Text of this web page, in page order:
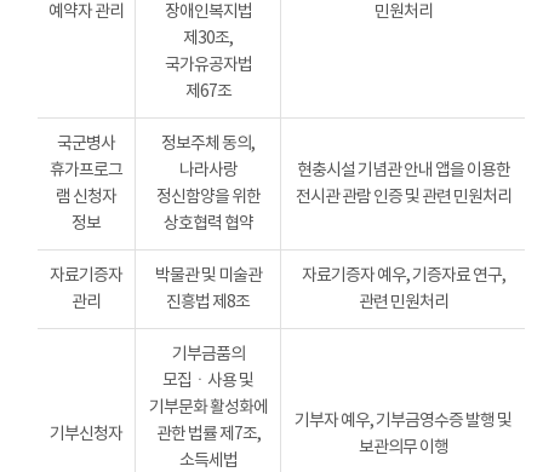
예약자 관리
장애인복지법
제30조,
국가유공자법
제67조
민원처리
국군병사
휴가프로그
램 신청자
정보
정보주체 동의,
나라사랑
정신함양을 위한
상호협력 협약
현충시설 기념관 안내 앱을 이용한
전시관 관람 인증 및 관련 민원처리
자료기증자
관리
박물관 및 미술관
진흥법 제8조
자료기증자 예우, 기증자료 연구,
관련 민원처리
기부신청자
기부금품의
모집ㆍ사용 및
기부문화 활성화에
관한 법률 제7조,
소득세법
기부자 예우, 기부금영수증 발행 및
보관의무 이행